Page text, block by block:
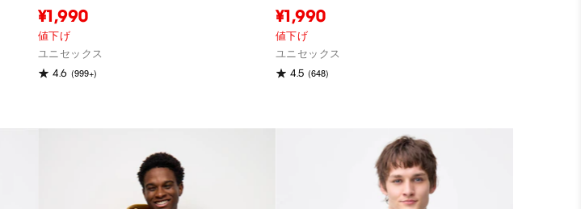
度冬商品)
¥1,990
値下げ
ユニセックス
4.6 (999+)
¥1,990
値下げ
ユニセックス
4.5 (648)